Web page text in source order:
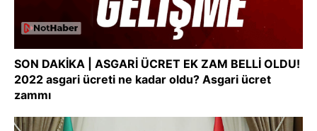
SON DAKİKA | ASGARİ ÜCRET EK ZAM BELLİ OLDU!
2022 asgari ücreti ne kadar oldu? Asgari ücret
zammı